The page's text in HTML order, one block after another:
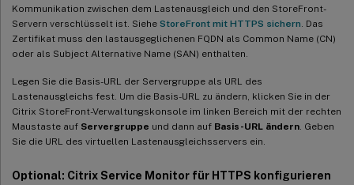
Kommunikation zwischen dem Lastenausgleich und den StoreFront-
Servern verschlüsselt ist. Siehe StoreFront mit HTTPS sichern . Das
Zertifikat muss den lastausgeglichenen FQDN als Common Name (CN)
oder als Subject Alternative Name (SAN) enthalten.
Legen Sie die Basis-URL der Servergruppe als URL des
Lastenausgleichs fest. Um die Basis-URL zu ändern, klicken Sie in der
Citrix StoreFront-Verwaltungskonsole im linken Bereich mit der rechten
Maustaste auf Servergruppe und dann auf Basis-URL ändern . Geben
Sie die URL des virtuellen Lastenausgleichsservers ein.
Optional: Citrix Service Monitor für HTTPS konfigurieren